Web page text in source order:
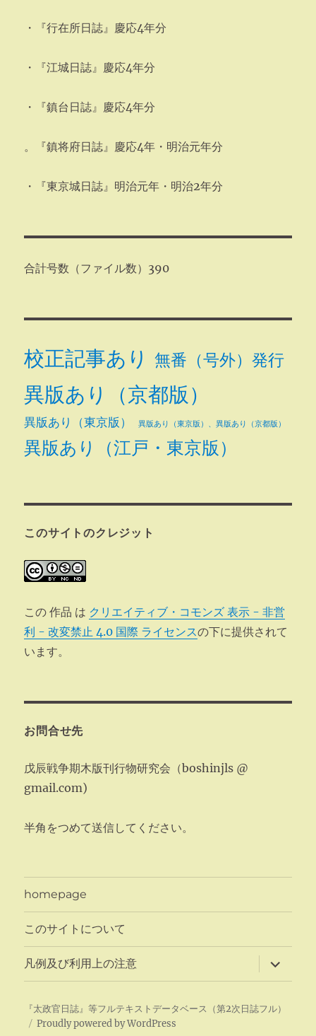
・『行在所日誌』慶応4年分
・『江城日誌』慶応4年分
・『鎮台日誌』慶応4年分
。『鎮将府日誌』慶応4年・明治元年分
・『東京城日誌』明治元年・明治2年分
合計号数（ファイル数）390
校正記事あり 無番（号外）発行
異版あり（京都版）
異版あり（東京版） 異版あり（東京版）、異版あり（京都版）
異版あり（江戸・東京版）
このサイトのクレジット
この 作品 は クリエイティブ・コモンズ 表示 - 非営
利 - 改変禁止 4.0 国際 ライセンスの下に提供されて
います。
お問合せ先
戊辰戦争期木版刊行物研究会（boshinjls @
gmail.com)
半角をつめて送信してください。
homepage
このサイトについて
凡例及び利用上の注意
サ
ブ
メ
ュ
ー
『太政官日誌』等フルテキストデータベース（第2次日誌フル）
Proudly powered by WordPress